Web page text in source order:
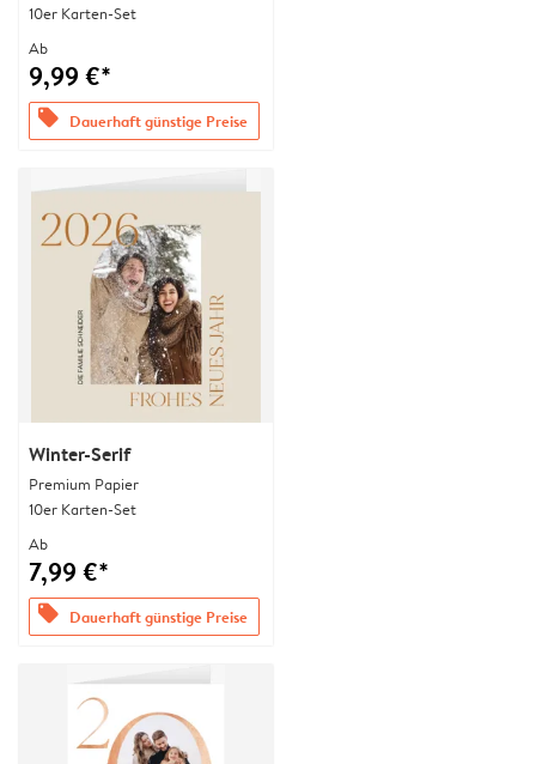
10er Karten-Set
Ab
9,99 €*
offers Dauerhaft günstige Preise
Winter-Serif
Premium Papier
10er Karten-Set
Ab
7,99 €*
offers Dauerhaft günstige Preise